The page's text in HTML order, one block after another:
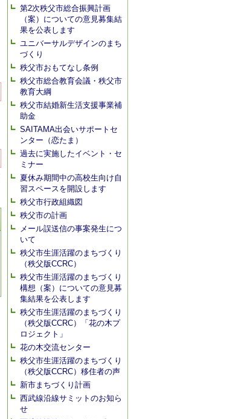
第2次秩父市総合振興計画
（案）についての意見募集結
果を公表します
ユニバーサルデザインのまち
づくり
秩父市おもてなし条例
秩父市総合教育会議・秩父市
教育大綱
秩父市結婚新生活支援事業補
助金
SAITAMA出会いサポートセ
ンター（恋たま）
過去に実施したイベント・セ
ミナー
夏休み期間中の高校生向け自
習スペースを開設します
秩父市行政組織図
秩父市の計画
メール誤送信の事案発生につ
いて
秩父市生涯活躍のまちづくり
（秩父版CCRC）
秩父市生涯活躍のまちづくり
構想（案）についての意見募
集結果を公表します
秩父市生涯活躍のまちづくり
（秩父版CCRC）「花の木プ
ロジェクト」
花の木交流センター
秩父市生涯活躍のまちづくり
（秩父版CCRC）移住者の声
新市まちづくり計画
西武線沿線サミットのお知ら
せ